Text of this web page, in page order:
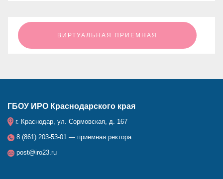
ㅤㅤㅤㅤㅤㅤㅤㅤㅤВИРТУАЛЬНАЯ ПРИЕМНАЯㅤㅤㅤㅤㅤㅤㅤㅤㅤ
ГБОУ ИРО Краснодарского края
г. Краснодар, ул. Сормовская, д. 167
8 (861) 203-53-01 — приемная ректора
post@iro23.ru